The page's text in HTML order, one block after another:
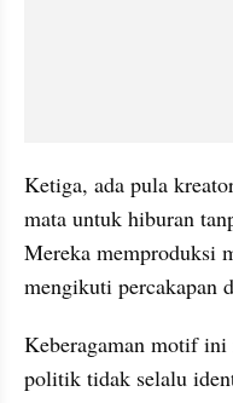
Ketiga, ada pula
mata untuk hiburan
Mereka memproduksi
mengikuti percakapan
Keberagaman motif
politik tidak selalu